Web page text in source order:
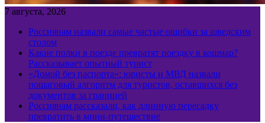
7 августа, 2026
Россиянам назвали самые частые ошибки за шведским
столом
Какие полки в поезде превратят поездку в кошмар?
Рассказывает опытный турист
«Домой без паспорта»: юристы и МВД назвали
пошаговый алгоритм для туристов, оставшихся без
документов за границей
Россиянам рассказали, как длинную пересадку
превратить в мини-путешествие